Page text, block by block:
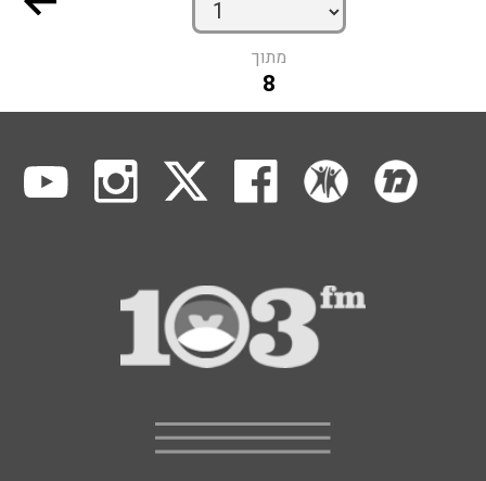
מתוך
8